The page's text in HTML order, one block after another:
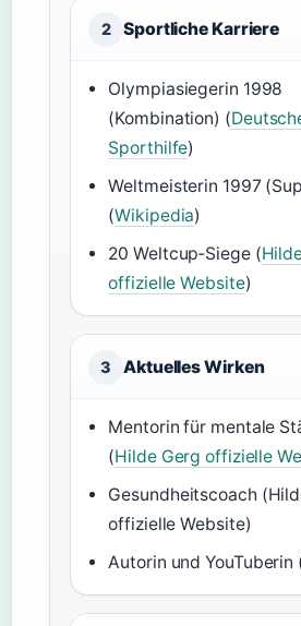
2 Sportliche Karriere
Olympiasiegerin 1998
(Kombination) (
Sporthilfe)
Weltmeisterin 1997
(Wikipedia)
20 Weltcup‑Siege (
offizielle Website)
3 Aktuelles Wirken
Mentorin für mentale
(Hilde Gerg offizielle
Gesundheitscoach
offizielle Website)
Autorin und YouTuberin